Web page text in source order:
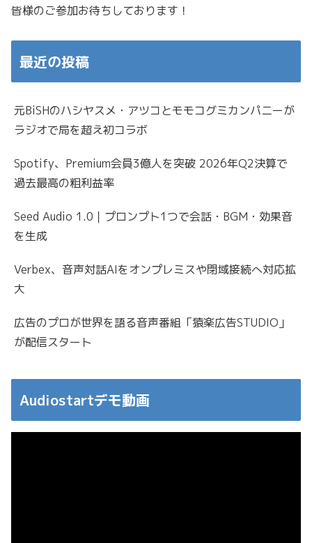
皆様のご参加お待ちしております！
最近の投稿
元BiSHのハシヤスメ・アツコとモモコグミカンパニーが
ラジオで局を超え初コラボ
Spotify、Premium会員3億人を突破 2026年Q2決算で
過去最高の粗利益率
Seed Audio 1.0｜プロンプト1つで会話・BGM・効果音
を生成
Verbex、音声対話AIをオンプレミスや閉域接続へ対応拡
大
広告のプロが世界を語る音声番組「猿楽広告STUDIO」
が配信スタート
Audiostartデモ動画